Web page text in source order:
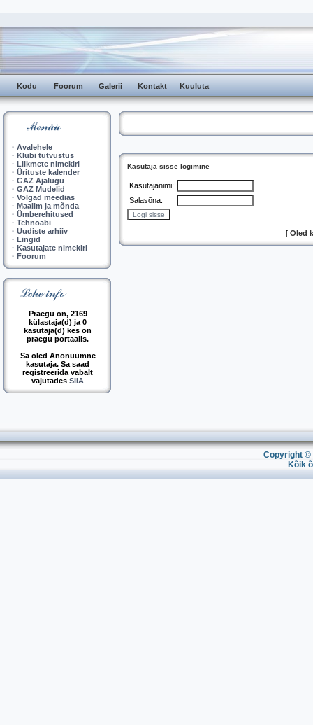
Kodu Foorum Galerii Kontakt Kuuluta
· Avalehele
· Klubi tutvustus
· Liikmete nimekiri
· Ürituste kalender
· GAZ Ajalugu
· GAZ Mudelid
· Volgad meedias
· Maailm ja mõnda
· Ümberehitused
· Tehnoabi
· Uudiste arhiiv
· Lingid
· Kasutajate nimekiri
· Foorum
Praegu on, 2169
külastaja(d) ja 0
kasutaja(d) kes on
praegu portaalis.
Sa oled Anonüümne
kasutaja. Sa saad
registreerida vabalt
vajutades SIIA
Kasutaja sisse logimine
Kasutajanimi:
Salasõna:
[ Oled
Copyright ©
Kõik